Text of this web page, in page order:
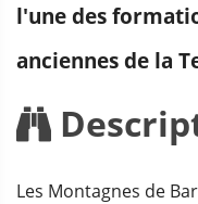
l'une des
anciennes de la
Les Montagnes de